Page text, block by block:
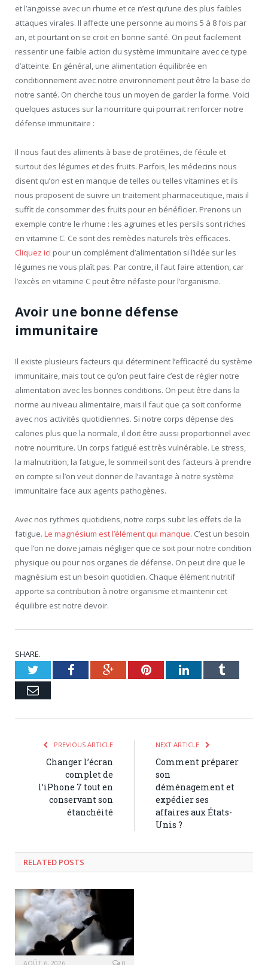
et l’angoisse avec un rhume et ce n’est qu’une des plus faibles
attaques virales. Il affecte une personne au moins 5 à 8 fois par
an, et pourtant on se croit en bonne santé. On peut facilement
ressentir une faible action du système immunitaire avec ce type
d’atteinte. En général, une alimentation équilibrée en
conditionnement avec notre environnement peut être la base de
notre santé. On cherche tous un moyen de garder la forme. Voici
quelques astuces sur la nourriture qui pourrait renforcer notre
défense immunitaire :
Il nous faut des aliments à base de protéines, de fécule et
surtout des légumes et des fruits. Parfois, les médecins nous
disent qu’on est en manque de telles ou telles vitamines et ils
nous proposent de suivre un traitement pharmaceutique, mais il
suffit de consommer des fruits pour en bénéficier. Prenons un
exemple contre le rhume : les agrumes et les persils sont riches
en vitamine C. Ce sont des remèdes naturels très efficaces.
Cliquez ici pour un complément d’alimentation si l’idée sur les
légumes ne vous plaît pas. Par contre, il faut faire attention, car
l’excès en vitamine C peut être néfaste pour l’organisme.
Avoir une bonne défense
immunitaire
Il existe plusieurs facteurs qui déterminent l’efficacité du système
immunitaire, mais tout ce qu’on peut faire c’est de régler notre
alimentation avec les bonnes conditions. On peut être dans la
norme au niveau alimentaire, mais il faut que ça soit conforme
avec nos activités quotidiennes. Si notre corps dépense des
calories plus que la normale, il doit être aussi proportionnel avec
notre nourriture. Un corps fatigué est très vulnérable. Le stress,
la malnutrition, la fatigue, le sommeil sont des facteurs à prendre
en compte si l’on veut donner de l’avantage à notre système
immunitaire face aux agents pathogènes.
Avec nos rythmes quotidiens, notre corps subit les effets de la
fatigue. Le magnésium est l’élément qui manque. C’est un besoin
que l’on ne doive jamais négliger que ce soit pour notre condition
physique ou pour nos organes de défense. On peut dire que le
magnésium est un besoin quotidien. Chaque élément nutritif
apporte sa contribution à notre organisme et maintenir cet
équilibre est notre devoir.
SHARE.
TwitterFacebookGoogle+PinterestLinkedInTumblr
Email
PREVIOUS ARTICLE
Changer l’écran
complet de
l’iPhone 7 tout en
conservant son
étanchéité
NEXT ARTICLE
Comment préparer
son
déménagement et
expédier ses
affaires aux États-
Unis ?
RELATED POSTS
AOÛT 6, 2026 0